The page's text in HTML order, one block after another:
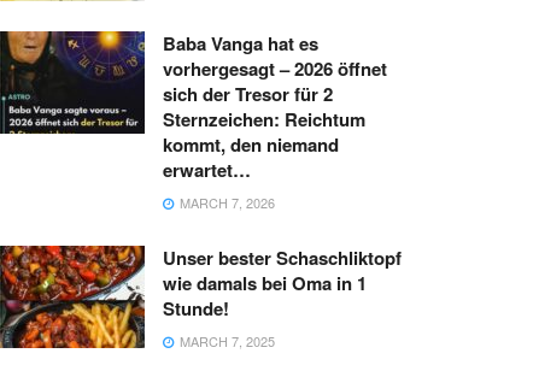
Baba Vanga hat es
vorhergesagt – 2026 öffnet
sich der Tresor für 2
Sternzeichen: Reichtum
kommt, den niemand
erwartet…
MARCH 7, 2026
Unser bester Schaschliktopf
wie damals bei Oma in 1
Stunde!
MARCH 7, 2025